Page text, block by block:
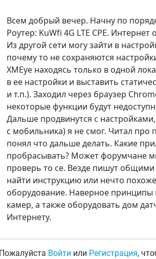
Всем добрый вечер. Начну по
Роутер: KuWfi 4G LTE CPE.
Из другой сети могу зайти в
почему то не сохраняются
XMEye находясь только в одной
в ее настройки и выставить
и т.п.). Заходил через браузер
некоторые функции будут
Дальше продвинутся с
с мобильника) я не смог. Читал про
понял что дальше делать. Какие
пробрасывать? Может форумчане
проверь то се. Везде пишут
найти инструкцию или нечто
оборудование. Наверное принципы
камер, а также оборудовать дом
Интернету.
Пожалуйста Войти или Регистрация,